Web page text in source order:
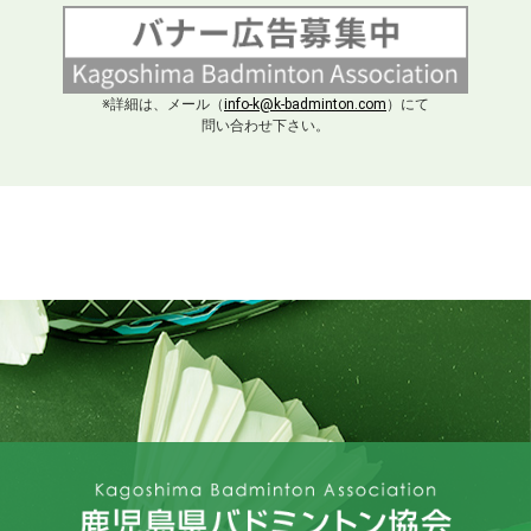
※詳細は、メール（info-k@k-badminton.com ）にて
問い合わせ下さい。